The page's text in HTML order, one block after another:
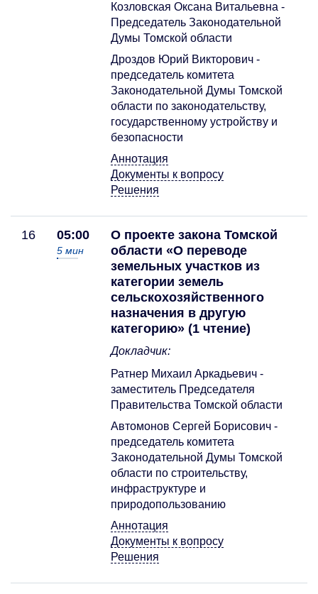
Козловская Оксана Витальевна -
Председатель Законодательной
Думы Томской области
Дроздов Юрий Викторович -
председатель комитета
Законодательной Думы Томской
области по законодательству,
государственному устройству и
безопасности
Аннотация
Документы к вопросу
Решения
16 05:00
5 мин
О проекте закона Томской
области «О переводе
земельных участков из
категории земель
сельскохозяйственного
назначения в другую
категорию» (1 чтение)
Докладчик:
Ратнер Михаил Аркадьевич -
заместитель Председателя
Правительства Томской области
Автомонов Сергей Борисович -
председатель комитета
Законодательной Думы Томской
области по строительству,
инфраструктуре и
природопользованию
Аннотация
Документы к вопросу
Решения